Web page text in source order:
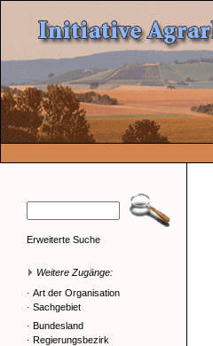
Erweiterte Suche
Weitere Zugänge:
· Art der Organisation
· Sachgebiet
· Bundesland
· Regierungsbezirk